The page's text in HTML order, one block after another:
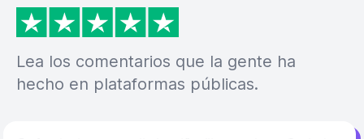
Lea los comentarios que la gente ha
hecho en plataformas públicas.